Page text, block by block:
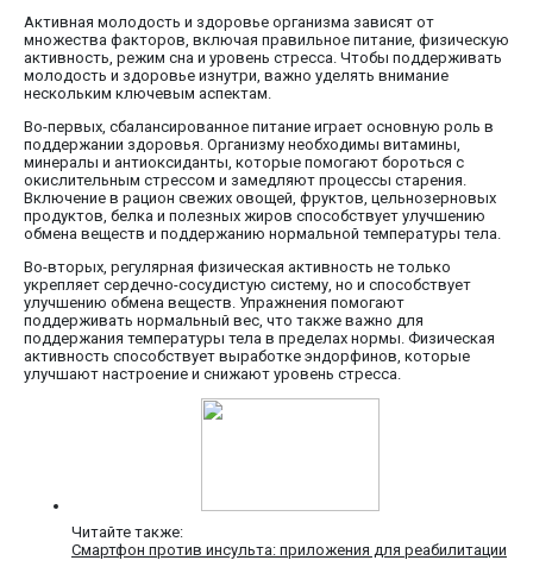
Активная молодость и здоровье организма зависят от
множества факторов, включая правильное питание, физическую
активность, режим сна и уровень стресса. Чтобы поддерживать
молодость и здоровье изнутри, важно уделять внимание
нескольким ключевым аспектам.
Во-первых, сбалансированное питание играет основную роль в
поддержании здоровья. Организму необходимы витамины,
минералы и антиоксиданты, которые помогают бороться с
окислительным стрессом и замедляют процессы старения.
Включение в рацион свежих овощей, фруктов, цельнозерновых
продуктов, белка и полезных жиров способствует улучшению
обмена веществ и поддержанию нормальной температуры тела.
Во-вторых, регулярная физическая активность не только
укрепляет сердечно-сосудистую систему, но и способствует
улучшению обмена веществ. Упражнения помогают
поддерживать нормальный вес, что также важно для
поддержания температуры тела в пределах нормы. Физическая
активность способствует выработке эндорфинов, которые
улучшают настроение и снижают уровень стресса.
Читайте также:
Смартфон против инсульта: приложения для реабилитации